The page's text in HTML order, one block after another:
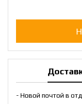
- Новой почтой в